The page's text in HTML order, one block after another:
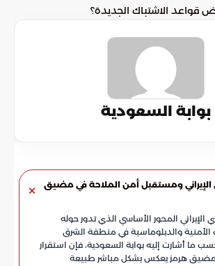
قواعد الاشتباك الجديدة؟
بوابة السعودية
الإيراني ومستقبل أمن الملاحة في مضيق
الإيراني المحور الأساسي الذي تدور حوله
والدبلوماسية في منطقة الشرق
ما أشارت إليه بوابة السعودية، فإن استقرار
مضيق هرمز يعكس بشكل مباشر طبيعة